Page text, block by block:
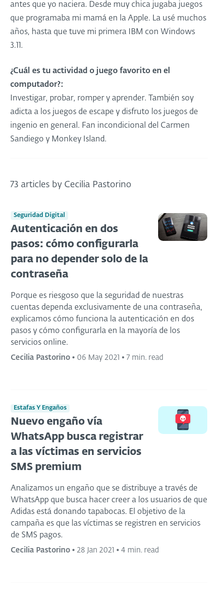
antes que yo naciera. Desde muy chica jugaba juegos
que programaba mi mamá en la Apple. La usé muchos
años, hasta que tuve mi primera IBM con Windows
3.11.
¿Cuál es tu actividad o juego favorito en el
computador?:
Investigar, probar, romper y aprender. También soy
adicta a los juegos de escape y disfruto los juegos de
ingenio en general. Fan incondicional del Carmen
Sandiego y Monkey Island.
73 articles by Cecilia Pastorino
Seguridad Digital
Autenticación en dos
pasos: cómo configurarla
para no depender solo de la
contraseña
Porque es riesgoso que la seguridad de nuestras
cuentas dependa exclusivamente de una contraseña,
explicamos cómo funciona la autenticación en dos
pasos y cómo configurarla en la mayoría de los
servicios online.
Cecilia Pastorino • 06 May 2021 • 7 min. read
Estafas Y Engaños
Nuevo engaño vía
WhatsApp busca registrar
a las víctimas en servicios
SMS premium
Analizamos un engaño que se distribuye a través de
WhatsApp que busca hacer creer a los usuarios de que
Adidas está donando tapabocas. El objetivo de la
campaña es que las víctimas se registren en servicios
de SMS pagos.
Cecilia Pastorino • 28 Jan 2021 • 4 min. read